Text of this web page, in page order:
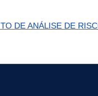
DE ANÁLISE DE